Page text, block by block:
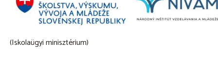
(Iskolaügyi minisztérium)